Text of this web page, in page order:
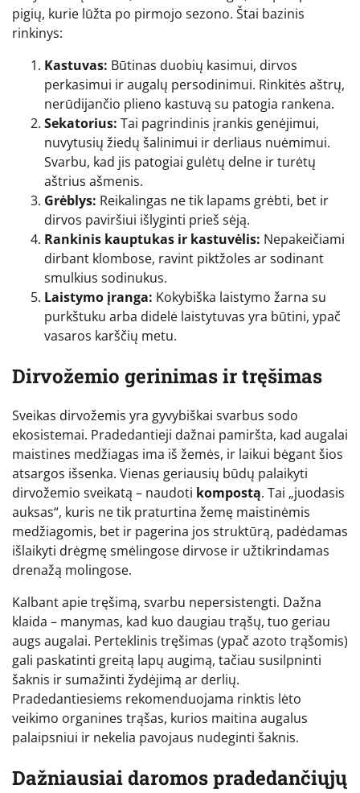
pigių, kurie lūžta po pirmojo sezono. Štai bazinis
rinkinys:
Kastuvas: Būtinas duobių kasimui, dirvos
perkasimui ir augalų persodinimui. Rinkitės aštrų,
nerūdijančio plieno kastuvą su patogia rankena.
Sekatorius: Tai pagrindinis įrankis genėjimui,
nuvytusių žiedų šalinimui ir derliaus nuėmimui.
Svarbu, kad jis patogiai gulėtų delne ir turėtų
aštrius ašmenis.
Grėblys: Reikalingas ne tik lapams grėbti, bet ir
dirvos paviršiui išlyginti prieš sėją.
Rankinis kauptukas ir kastuvėlis: Nepakeičiami
dirbant klombose, ravint piktžoles ar sodinant
smulkius sodinukus.
Laistymo įranga: Kokybiška laistymo žarna su
purkštuku arba didelė laistytuvas yra būtini, ypač
vasaros karščių metu.
Dirvožemio gerinimas ir tręšimas
Sveikas dirvožemis yra gyvybiškai svarbus sodo
ekosistemai. Pradedantieji dažnai pamiršta, kad augalai
maistines medžiagas ima iš žemės, ir laikui bėgant šios
atsargos išsenka. Vienas geriausių būdų palaikyti
dirvožemio sveikatą – naudoti kompostą. Tai „juodasis
auksas“, kuris ne tik praturtina žemę maistinėmis
medžiagomis, bet ir pagerina jos struktūrą, padėdamas
išlaikyti drėgmę smėlingose dirvose ir užtikrindamas
drenažą molingose.
Kalbant apie tręšimą, svarbu nepersistengti. Dažna
klaida – manymas, kad kuo daugiau trąšų, tuo geriau
augs augalai. Perteklinis tręšimas (ypač azoto trąšomis)
gali paskatinti greitą lapų augimą, tačiau susilpninti
šaknis ir sumažinti žydėjimą ar derlių.
Pradedantiesiems rekomenduojama rinktis lėto
veikimo organines trąšas, kurios maitina augalus
palaipsniui ir nekelia pavojaus nudeginti šaknis.
Dažniausiai daromos pradedančiųjų